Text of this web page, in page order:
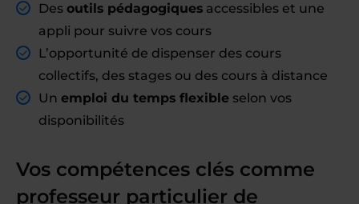
Des outils pédagogiques accessibles et une
appli pour suivre vos cours
L’opportunité de dispenser des cours
collectifs, des stages ou des cours à distance
Un emploi du temps flexible selon vos
disponibilités
Vos compétences clés comme
professeur particulier de